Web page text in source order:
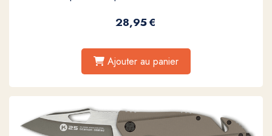
28,95€
Ajouter au panier